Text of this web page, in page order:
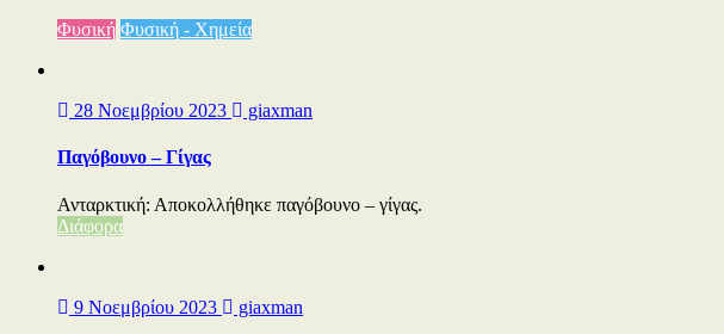
Φυσική Φυσική - Χημεία
28 Νοεμβρίου 2023 giaxman
Παγόβουνο – Γίγας
Ανταρκτική: Αποκολλήθηκε παγόβουνο – γίγας.
Διάφορα
9 Νοεμβρίου 2023 giaxman